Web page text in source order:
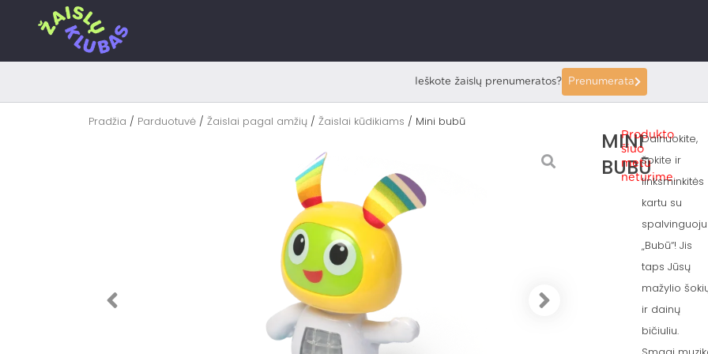
Ieškote žaislų prenumeratos? Prenumerata
Pradžia / Parduotuvė / Žaislai pagal amžių / Žaislai kūdikiams / Mini bubū
MINI
BUBŪ
Produkto
šiuo
metu
neturime.
Dainuokite,
šokite ir
linksminkitės
kartu su
spalvinguoju
„Bubū“! Jis
taps Jūsų
mažylio
ir dainų
bičiuliu.